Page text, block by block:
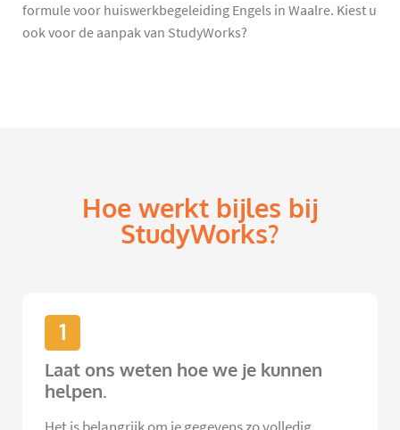
formule voor huiswerkbegeleiding Engels in Waalre. Kiest u
ook voor de aanpak van StudyWorks?
Hoe werkt bijles bij
StudyWorks?
1
Laat ons weten hoe we je kunnen
helpen.